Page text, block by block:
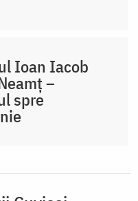
Ioan Iacob
–
spre